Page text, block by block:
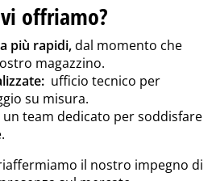
offriamo?
più rapidi,dal momento che
magazzino.
ufficio tecnico per
su misura.
un team dedicato per soddisfare
il nostro impegno di